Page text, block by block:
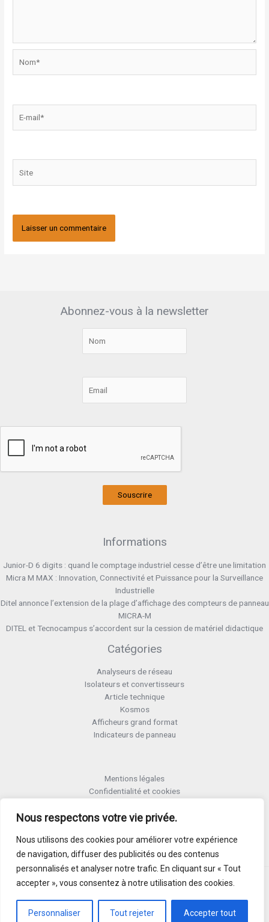
Nous respectons votre vie privée.
Nous utilisons des cookies pour améliorer votre expérience
de navigation, diffuser des publicités ou des contenus
personnalisés et analyser notre trafic. En cliquant sur « Tout
accepter », vous consentez à notre utilisation des cookies.
Personnaliser Tout rejeter Accepter tout
mail*
Abonnez-vous à la newsletter
Souscrire
Informations
Junior-D 6 digits : quand le comptage industriel cesse d’être une limitation
Micra M MAX : Innovation, Connectivité et Puissance pour la Surveillance
Industrielle
Ditel annonce l’extension de la plage d’affichage des compteurs de panneau
MICRA-M
DITEL et Tecnocampus s’accordent sur la cession de matériel didactique
Catégories
Analyseurs de réseau
Isolateurs et convertisseurs
Article technique
Kosmos
Afficheurs grand format
Indicateurs de panneau
Mentions légales
Confidentialité et cookies
Termes et conditions RMA
Activer Garantie
Copyright © 2026